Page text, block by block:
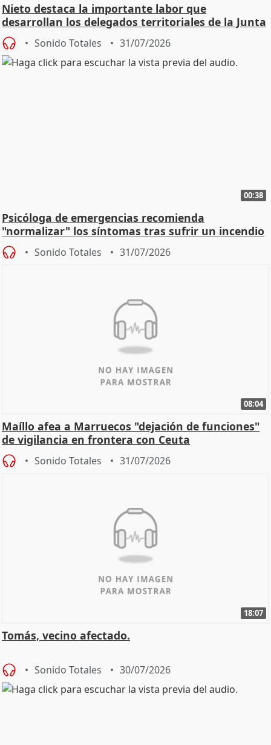
Nieto destaca la importante labor que
desarrollan los delegados territoriales de la Junta
Sonido Totales 31/07/2026
00:38
Psicóloga de emergencias recomienda
"normalizar" los síntomas tras sufrir un incendio
Sonido Totales 31/07/2026
08:04
Maíllo afea a Marruecos "dejación de funciones"
de vigilancia en frontera con Ceuta
Sonido Totales 31/07/2026
18:07
Tomás, vecino afectado.
Sonido Totales 30/07/2026